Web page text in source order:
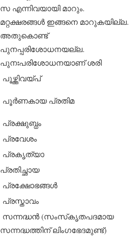
സ എന്നിവയായി മാറും.
മറ്റക്ഷരങ്ങള്‍ ഇങ്ങനെ മാറുകയില്ല.
അതുകൊണ്ട്
പുനപ്പരിശോധനയല്ല.
പുനഃപരിശോധനയാണ് ശരി
പൂഴ്ത്തിവയ്പ്
പൂര്‍ണകായ പ്രതിമ
പ്രക്ഷുബ്ധം
പ്രവേശം
പ്രകൃത്യാ
പ്രതിച്ഛായ
പ്രക്ഷോഭങ്ങള്‍
പ്രസ്താവം
സന്നദ്ധന്‍ (സംസ്‌കൃതപദമായ
സന്നദ്ധത്തിന് ലിംഗഭേദമുണ്ട്)